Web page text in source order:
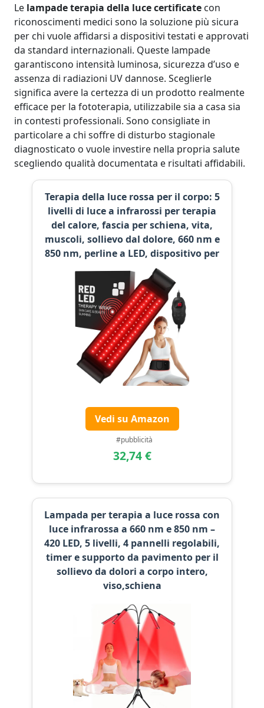
Le lampade terapia della luce certificate con
riconoscimenti medici sono la soluzione più sicura
per chi vuole affidarsi a dispositivi testati e approvati
da standard internazionali. Queste lampade
garantiscono intensità luminosa, sicurezza d’uso e
assenza di radiazioni UV dannose. Sceglierle
significa avere la certezza di un prodotto realmente
efficace per la fototerapia, utilizzabile sia a casa sia
in contesti professionali. Sono consigliate in
particolare a chi soffre di disturbo stagionale
diagnosticato o vuole investire nella propria salute
scegliendo qualità documentata e risultati affidabili.
Terapia della luce rossa per il corpo: 5
livelli di luce a infrarossi per terapia
del calore, fascia per schiena, vita,
muscoli, sollievo dal dolore, 660 nm e
850 nm, perline a LED, dispositivo per
Vedi su Amazon
#pubblicità
32,74 €
Lampada per terapia a luce rossa con
luce infrarossa a 660 nm e 850 nm –
420 LED, 5 livelli, 4 pannelli regolabili,
timer e supporto da pavimento per il
sollievo da dolori a corpo intero,
viso,schiena